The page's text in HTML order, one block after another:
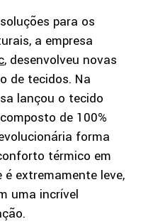
para os
a empresa
, desenvolveu novas
de tecidos. Na
lançou o tecido
de 100%
forma
térmico em
é extremamente leve,
uma incrível